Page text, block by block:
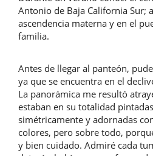
Antonio de Baja California Sur;
ascendencia materna y en el
familia.
Antes de llegar al panteón,
ya que se encuentra en el
La panorámica me resultó
estaban en su totalidad
simétricamente y adornadas
colores, pero sobre todo,
y bien cuidado. Admiré cada